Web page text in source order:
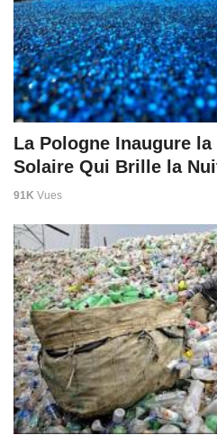
La Pologne Inaugure
Solaire Qui Brille la
91K Vues